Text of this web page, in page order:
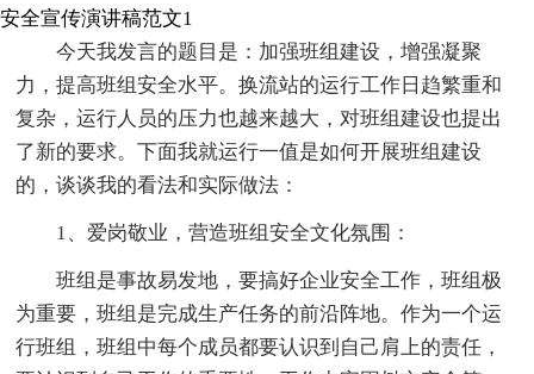
安全宣传演讲稿范文1
今天我发言的题目是：加强班组建设，增强凝聚
力，提高班组安全水平。换流站的运行工作日趋繁重和
复杂，运行人员的压力也越来越大，对班组建设也提出
了新的要求。下面我就运行一值是如何开展班组建设
的，谈谈我的看法和实际做法：
1、爱岗敬业，营造班组安全文化氛围：
班组是事故易发地，要搞好企业安全工作，班组极
为重要，班组是完成生产任务的前沿阵地。作为一个运
行班组，班组中每个成员都要认识到自己肩上的责任，